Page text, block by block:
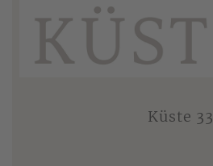
Küste 33